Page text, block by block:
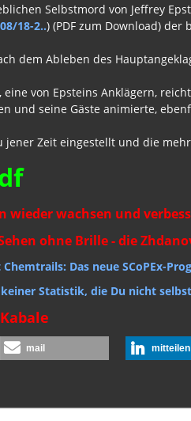
Selbstmord von Jeffrey
18-2..) (PDF zum Download)
dem Ableben des
von Epsteins Anklägern,
und seine Gäste animierte,
jener Zeit eingestellt und die
wieder wachsen und
ohne Brille - die
Das neue SCoPEx-
keiner Statistik, die Du nicht
mail mitteilen